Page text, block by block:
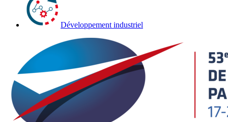
Développement industriel